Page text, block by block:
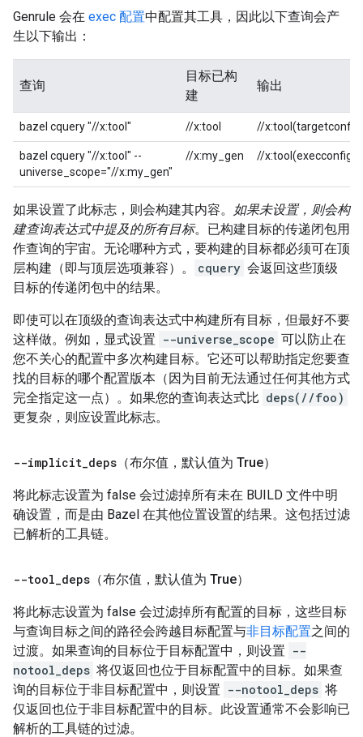
Genrule 会在 exec 配置中配置其工具，因此以下查询会产
生以下输出：
查询
目标已构
建
输出
bazel cquery "//x:tool" //x:tool //x:tool(targetconfig)
bazel cquery "//x:tool" --
universe_scope="//x:my_gen"
//x:my_gen //x:tool(execconfig)
如果设置了此标志，则会构建其内容。
如果未设置，则会构
建查询表达式中提及的所有目标。已构建目标的传递闭包用
作查询的宇宙。无论哪种方式，要构建的目标都必须可在顶
层构建（即与顶层选项兼容）。
cquery 会返回这些顶级
目标的传递闭包中的结果。
即使可以在顶级的查询表达式中构建所有目标，但最好不要
这样做。例如，显式设置 --universe_scope 可以防止在
您不关心的配置中多次构建目标。它还可以帮助指定您要查
找的目标的哪个配置版本（因为目前无法通过任何其他方式
完全指定这一点）。如果您的查询表达式比 deps(//foo)
更复杂，则应设置此标志。
--implicit_deps （布尔值，默认值为 True）
将此标志设置为 false 会过滤掉所有未在 BUILD 文件中明
确设置，而是由 Bazel 在其他位置设置的结果。这包括过滤
已解析的工具链。
--tool_deps （布尔值，默认值为 True）
将此标志设置为 false 会过滤掉所有配置的目标，这些目标
与查询目标之间的路径会跨越目标配置与非目标配置之间的
过渡。如果查询的目标位于目标配置中，则设置 --
notool_deps 将仅返回也位于目标配置中的目标。如果查
询的目标位于非目标配置中，则设置 --notool_deps 将
仅返回也位于非目标配置中的目标。此设置通常不会影响已
解析的工具链的过滤。